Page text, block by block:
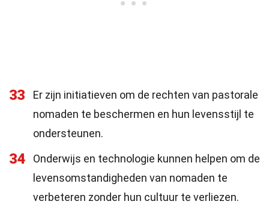
33
Er zijn initiatieven om de rechten van pastorale
nomaden te beschermen en hun levensstijl te
ondersteunen.
34
Onderwijs en technologie kunnen helpen om de
levensomstandigheden van nomaden te
verbeteren zonder hun cultuur te verliezen.